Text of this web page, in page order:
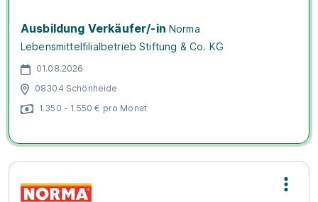
Ausbildung Verkäufer/-in Norma
Lebensmittelfilialbetrieb Stiftung & Co. KG
01.08.2026
08304 Schönheide
1.350 - 1.550 € pro Monat